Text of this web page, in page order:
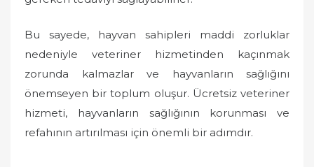
Bu sayede, hayvan sahipleri maddi zorluklar
nedeniyle veteriner hizmetinden kaçınmak
zorunda kalmazlar ve hayvanların sağlığını
önemseyen bir toplum oluşur. Ücretsiz veteriner
hizmeti, hayvanların sağlığının korunması ve
refahının artırılması için önemli bir adımdır.